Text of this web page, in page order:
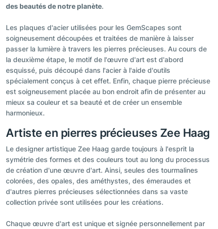
des beautés de notre planète.
Les plaques d'acier utilisées pour les GemScapes sont
soigneusement découpées et traitées de manière à laisser
passer la lumière à travers les pierres précieuses. Au cours de
la deuxième étape, le motif de l'œuvre d'art est d'abord
esquissé, puis découpé dans l'acier à l'aide d'outils
spécialement conçus à cet effet. Enfin, chaque pierre précieuse
est soigneusement placée au bon endroit afin de présenter au
mieux sa couleur et sa beauté et de créer un ensemble
harmonieux.
Artiste en pierres précieuses Zee Haag
Le designer artistique Zee Haag garde toujours à l'esprit la
symétrie des formes et des couleurs tout au long du processus
de création d'une œuvre d'art. Ainsi, seules des tourmalines
colorées, des opales, des améthystes, des émeraudes et
d'autres pierres précieuses sélectionnées dans sa vaste
collection privée sont utilisées pour les créations.
Chaque œuvre d'art est unique et signée personnellement par